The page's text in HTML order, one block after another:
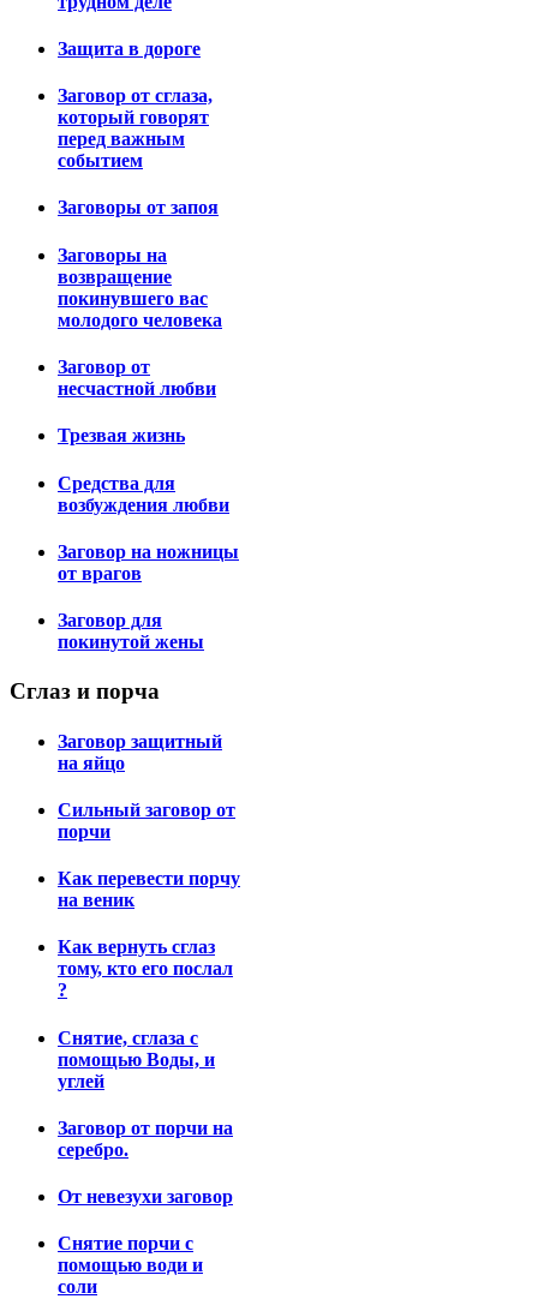
Защита в дороге
Заговор от сглаза,
который говорят
перед важным
событием
Заговоры от запоя
Заговоры на
возвращение
покинувшего вас
молодого человека
Заговор от
несчастной любви
Трезвая жизнь
Средства для
возбуждения любви
Заговор на ножницы
от врагов
Заговор для
покинутой жены
Сглаз и порча
Заговор защитный
на яйцо
Сильный заговор от
порчи
Как перевести порчу
на веник
Как вернуть сглаз
тому, кто его послал
?
Снятие, сглаза с
помощью Воды, и
углей
Заговор от порчи на
серебро.
От невезухи заговор
Снятие порчи с
помощью води и
соли